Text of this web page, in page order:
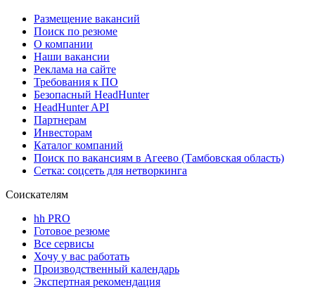
Размещение вакансий
Поиск по резюме
О компании
Наши вакансии
Реклама на сайте
Требования к ПО
Безопасный HeadHunter
HeadHunter API
Партнерам
Инвесторам
Каталог компаний
Поиск по вакансиям в Агеево (Тамбовская область)
Сетка: соцсеть для нетворкинга
Соискателям
hh PRO
Готовое резюме
Все сервисы
Хочу у вас работать
Производственный календарь
Экспертная рекомендация